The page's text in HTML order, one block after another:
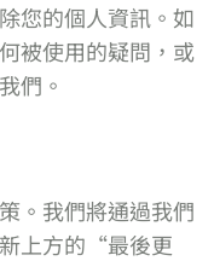
您的個人資訊。如
被使用的疑問，或
們。
。我們將通過我們
上方的“最後更